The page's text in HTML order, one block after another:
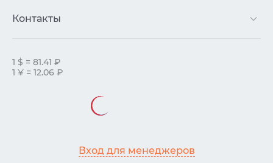
Контакты
1 $ = 81.41 ₽
1 ¥ = 12.06 ₽
Вход для менеджеров